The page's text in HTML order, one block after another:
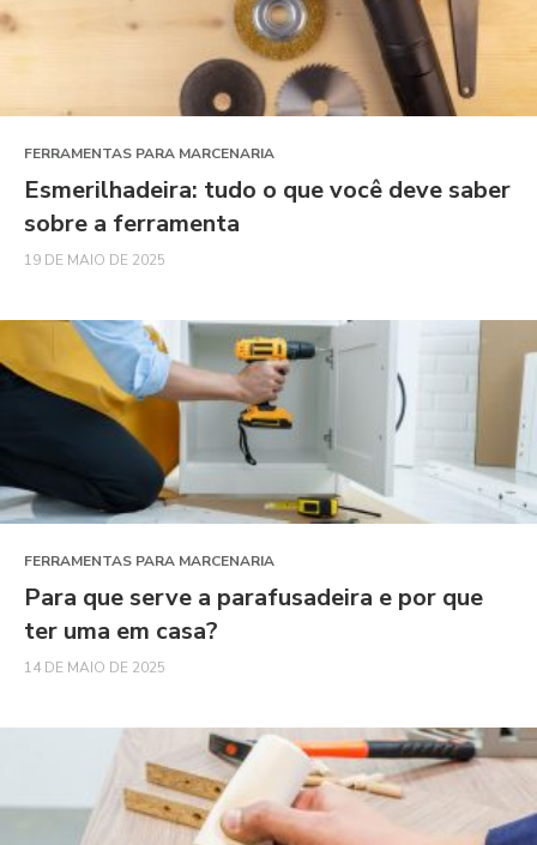
FERRAMENTAS PARA MARCENARIA
Esmerilhadeira: tudo o que você deve saber
sobre a ferramenta
19 DE MAIO DE 2025
FERRAMENTAS PARA MARCENARIA
Para que serve a parafusadeira e por que
ter uma em casa?
14 DE MAIO DE 2025